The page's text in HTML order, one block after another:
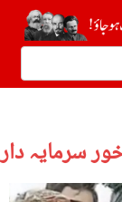
سرمایہ دار